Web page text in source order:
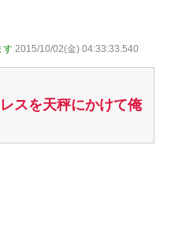
す 2015/10/02(金) 04:33:33.540
スを天秤にかけて俺